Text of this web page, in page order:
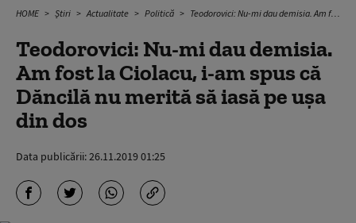
HOME Știri Actualitate Politică Teodorovici: Nu-mi dau demisia. Am fost la Ciolacu, i-am spus că Dăncilă nu merită să iasă pe ușa din dos
Teodorovici: Nu-mi dau demisia.
Am fost la Ciolacu, i-am spus că
Dăncilă nu merită să iasă pe ușa
din dos
Data publicării:26.11.2019 01:25